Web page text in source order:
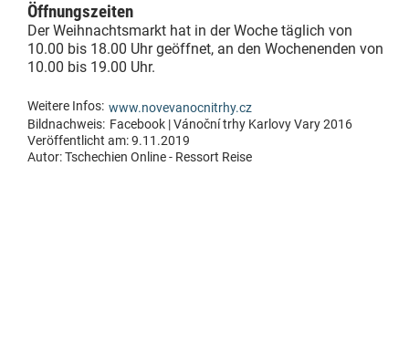
Öffnungszeiten
Der Weihnachtsmarkt hat in der Woche täglich von
10.00 bis 18.00 Uhr geöffnet, an den Wochenenden von
10.00 bis 19.00 Uhr.
Weitere Infos: www.novevanocnitrhy.cz
Bildnachweis: Facebook | Vánoční trhy Karlovy Vary 2016
Veröffentlicht am: 9.11.2019
Autor:Tschechien Online - Ressort Reise